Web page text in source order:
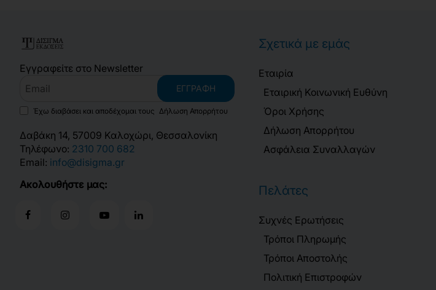
Εγγραφείτε στο Newsletter
ΕΓΓΡΑΦΉ
Έχω διαβάσει και αποδέχομαι τους Δήλωση Απορρήτου
Δαβάκη 14, 57009 Καλοχώρι, Θεσσαλονίκη
Τηλέφωνο: 2310 700 682
Email: info@disigma.gr
Ακολουθήστε μας:
Σχετικά με εμάς
Εταιρία
Εταιρική Κοινωνική Ευθύνη
Όροι Χρήσης
Δήλωση Απορρήτου
Ασφάλεια Συναλλαγών
Πελάτες
Συχνές Ερωτήσεις
Τρόποι Πληρωμής
Τρόποι Αποστολής
Πολιτική Επιστροφών